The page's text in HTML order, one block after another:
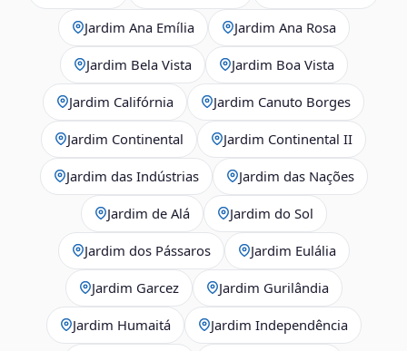
Jardim Ana Emília Jardim Ana Rosa
Jardim Bela Vista Jardim Boa Vista
Jardim Califórnia Jardim Canuto Borges
Jardim Continental Jardim Continental II
Jardim das Indústrias Jardim das Nações
Jardim de Alá Jardim do Sol
Jardim dos Pássaros Jardim Eulália
Jardim Garcez Jardim Gurilândia
Jardim Humaitá Jardim Independência